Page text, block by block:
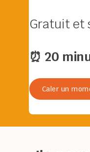
Gratuit et
⏰ 20
Caler un